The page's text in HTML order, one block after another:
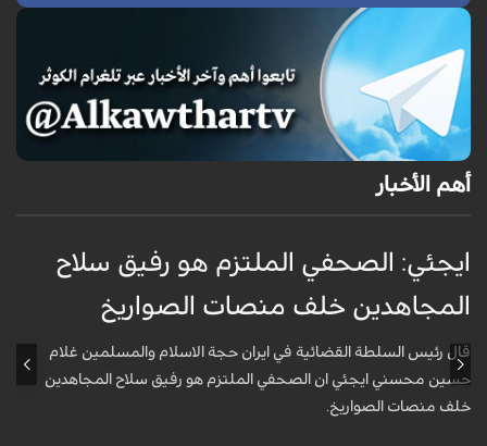
أهم الأخبار
ايجئي: الصحفي الملتزم هو رفيق سلاح
المجاهدين خلف منصات الصواريخ
قال رئيس السلطة القضائية في ايران حجة الاسلام والمسلمين غلام
حسين محسني ايجئي ان الصحفي الملتزم هو رفيق سلاح المجاهدين
خلف منصات الصواريخ.